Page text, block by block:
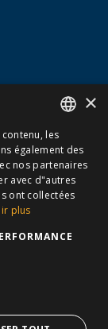
30 DUTCH
FRENCH
×
les
également des
nos partenaires
avec d"autres
ont collectées
plus